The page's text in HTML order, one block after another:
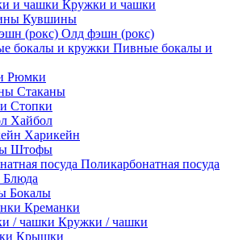
Кружки и чашки
Кувшины
Олд фэшн (рокс)
Пивные бокалы и
Рюмки
Стаканы
Стопки
Хайбол
Харикейн
Штофы
Поликарбонатная посуда
Блюда
Бокалы
Креманки
Кружки / чашки
Крышки